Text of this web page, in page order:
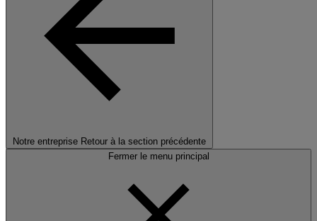
Notre entreprise Retour à la section précédente
Fermer le menu principal